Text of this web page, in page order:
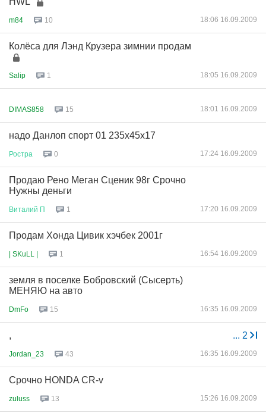
m84 10 18:06 16.09.2009
Колёса для Лэнд Крузера зимнии продам
Salip 1 18:05 16.09.2009
DIMAS858 15 18:01 16.09.2009
надо Данлоп спорт 01 235х45х17
Ростра 0 17:24 16.09.2009
Продаю Рено Меган Сценик 98г Срочно
Нужны деньги
Виталий П 1 17:20 16.09.2009
Продам Хонда Цивик хэчбек 2001г
| SKuLL | 1 16:54 16.09.2009
земля в поселке Бобровский (Сысерть)
МЕНЯЮ на авто
DmFo 15 16:35 16.09.2009
... 2
,
Jordan_23 43 16:35 16.09.2009
Срочно HONDA CR-v
zuluss 13 15:26 16.09.2009